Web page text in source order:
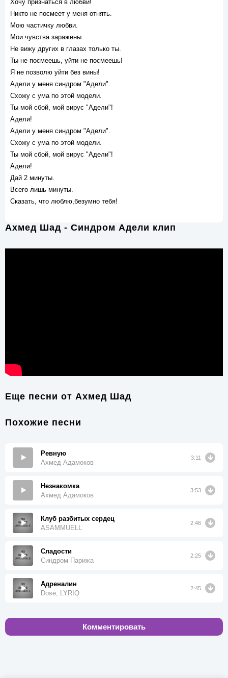
Хочу признаться в любви!
Никто не посмеет у меня отнять.
Мою частичку любви.
Мои чувства заражены.
Не вижу других в глазах только ты.
Ты не посмеешь, уйти не посмеешь!
Я не позволю уйти без вины!
Адели у меня синдром "Адели".
Схожу с ума по этой модели.
Ты мой сбой, мой вирус "Адели"!
Адели!
Адели у меня синдром "Адели".
Схожу с ума по этой модели.
Ты мой сбой, мой вирус "Адели"!
Адели!
Дай 2 минуты.
Всего лишь минуты.
Сказать, что люблю,безумно тебя!
Ахмед Шад - Синдром Адели клип
Еще песни от Ахмед Шад
Похожие песни
Ревную
Ахмед Адамоков
3:11
Незнакомка
Ахмед Адамоков
3:53
Клуб разбитых сердец
ASAMMUELL
2:46
Сладости
Синдром Парижа
2:25
Адреналин
Dose, LYRIQ
2:45
Комментировать